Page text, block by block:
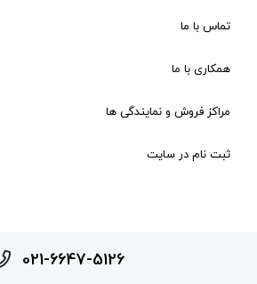
تماس با ما
همکاری با ما
مراکز فروش و نمایندگی ها
ثبت نام در سایت
021-6647-5126